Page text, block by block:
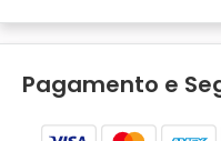
Pagamento e